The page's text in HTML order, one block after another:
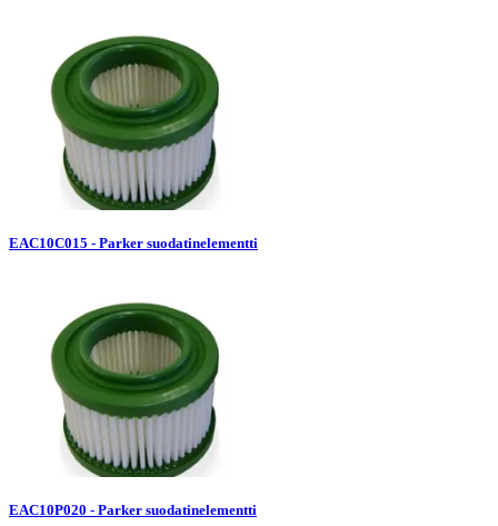
EAC10C015 - Parker suodatinelementti
EAC10P020 - Parker suodatinelementti